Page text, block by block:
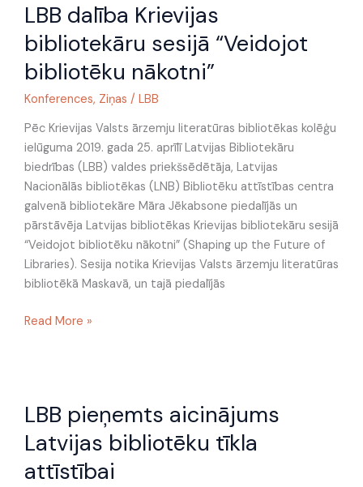
LBB dalība Krievijas
bibliotekāru sesijā “Veidojot
bibliotēku nākotni”
Konferences, Ziņas / LBB
Pēc Krievijas Valsts ārzemju literatūras bibliotēkas kolēģu
ielūguma 2019. gada 25. aprīlī Latvijas Bibliotekāru
biedrības (LBB) valdes priekšsēdētāja, Latvijas
Nacionālās bibliotēkas (LNB) Bibliotēku attīstības centra
galvenā bibliotekāre Māra Jēkabsone piedalījās un
pārstāvēja Latvijas bibliotēkas Krievijas bibliotekāru sesijā
“Veidojot bibliotēku nākotni” (Shaping up the Future of
Libraries). Sesija notika Krievijas Valsts ārzemju literatūras
bibliotēkā Maskavā, un tajā piedalījās
dalība
bibliotekāru
sesijā
nākotni”
Read More »
LBB pieņemts aicinājums
Latvijas bibliotēku tīkla
attīstībai
pieņemts
aicinājums
Latvijas
bibliotēku